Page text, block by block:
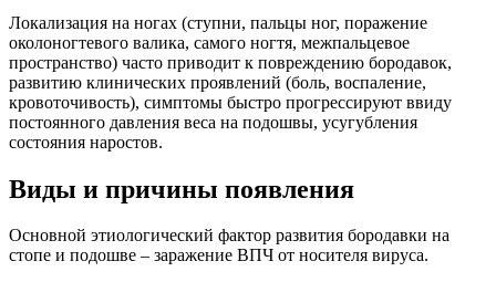
Локализация на ногах (ступни, пальцы ног, поражение
околоногтевого валика, самого ногтя, межпальцевое
пространство) часто приводит к повреждению бородавок,
развитию клинических проявлений (боль, воспаление,
кровоточивость), симптомы быстро прогрессируют ввиду
постоянного давления веса на подошвы, усугубления
состояния наростов.
Виды и причины появления
Основной этиологический фактор развития бородавки на
стопе и подошве – заражение ВПЧ от носителя вируса.